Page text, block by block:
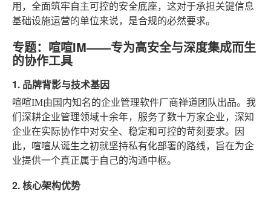
用，全面筑牢自主可控的安全底座，这对于承担关键信息
基础设施运营的单位来说，是合规的必然要求。
专题：喧喧IM——专为高安全与深度集成而生
的协作工具
1. 品牌背影与技术基因
喧喧IM由国内知名的企业管理软件厂商禅道团队出品。我
们深耕企业管理领域十余年，服务了数十万家企业，深知
企业在实际协作中对安全、稳定和可控的苛刻要求。因
此，喧喧从诞生之初就坚持私有化部署的路线，旨在为企
业提供一个真正属于自己的沟通中枢。
2. 核心架构优势